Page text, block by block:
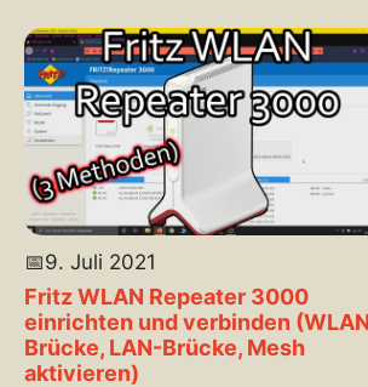
📅9. Juli 2021
Fritz WLAN Repeater 3000
einrichten und verbinden
Brücke, LAN-Brücke, Mesh
aktivieren)